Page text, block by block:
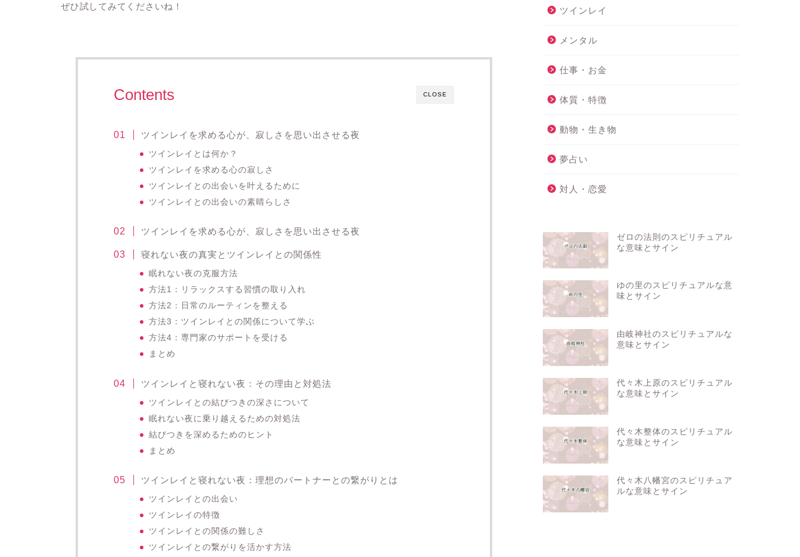
ぜひ試してみてくださいね！
CLOSE
Contents
ツインレイを求める心が、寂しさを思い出させる夜
ツインレイとは何か？
ツインレイを求める心の寂しさ
ツインレイとの出会いを叶えるために
ツインレイとの出会いの素晴らしさ
ツインレイを求める心が、寂しさを思い出させる夜
寝れない夜の真実とツインレイとの関係性
眠れない夜の克服方法
方法1：リラックスする習慣の取り入れ
方法2：日常のルーティンを整える
方法3：ツインレイとの関係について学ぶ
方法4：専門家のサポートを受ける
まとめ
ツインレイと寝れない夜：その理由と対処法
ツインレイとの結びつきの深さについて
眠れない夜に乗り越えるための対処法
結びつきを深めるためのヒント
まとめ
ツインレイと寝れない夜：理想のパートナーとの繋がりとは
ツインレイとの出会い
ツインレイの特徴
ツインレイとの関係の難しさ
ツインレイとの繋がりを活かす方法
ツインレイ
メンタル
仕事・お金
体質・特徴
動物・生き物
夢占い
対人・恋愛
ゼロの法則のスピリチュアル
な意味とサイン
ゆの里のスピリチュアルな意
味とサイン
由岐神社のスピリチュアルな
意味とサイン
代々木上原のスピリチュアル
な意味とサイン
代々木整体のスピリチュアル
な意味とサイン
代々木八幡宮のスピリチュア
ルな意味とサイン